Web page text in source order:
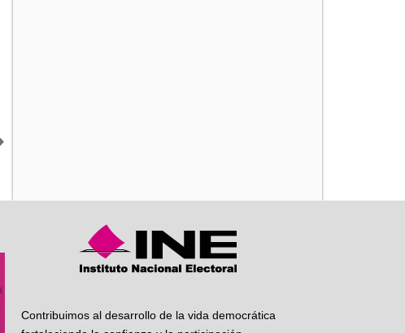
Contribuimos al desarrollo de la vida democrática